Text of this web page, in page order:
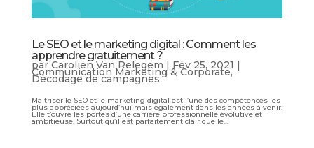
Le SEO et le marketing digital : Comment les
apprendre gratuitement ?
par Carolien Van Relegem | Fév 25, 2021 |
Communication Marketing & Corporate,
Décodage de campagnes
Maitriser le SEO et le marketing digital est l’une des compétences les
plus appréciées aujourd’hui mais également dans les années à venir.
Elle t’ouvre les portes d’une carrière professionnelle évolutive et
ambitieuse. Surtout qu’il est parfaitement clair que le...